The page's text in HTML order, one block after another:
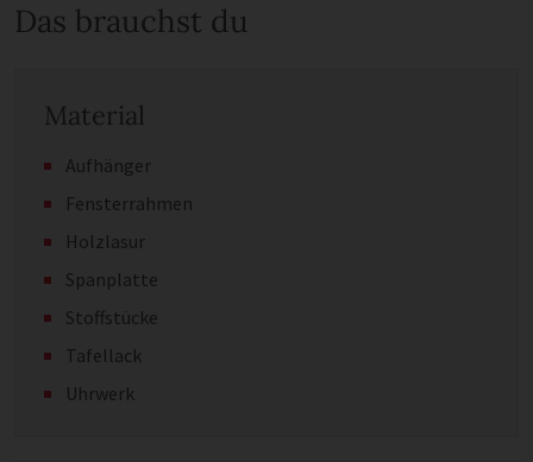
Das brauchst du
Material
Aufhänger
Fensterrahmen
Holzlasur
Spanplatte
Stoffstücke
Tafellack
Uhrwerk